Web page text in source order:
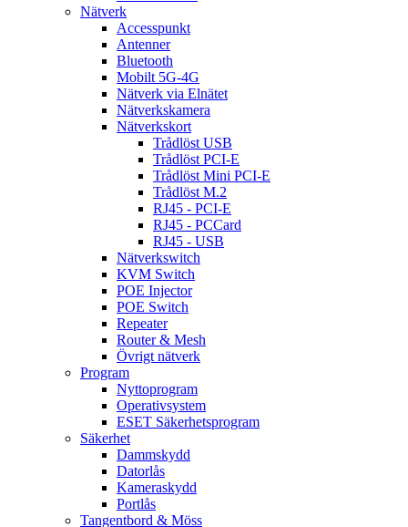
Nätverk
Accesspunkt
Antenner
Bluetooth
Mobilt 5G-4G
Nätverk via Elnätet
Nätverkskamera
Nätverkskort
Trådlöst USB
Trådlöst PCI-E
Trådlöst Mini PCI-E
Trådlöst M.2
RJ45 - PCI-E
RJ45 - PCCard
RJ45 - USB
Nätverkswitch
KVM Switch
POE Injector
POE Switch
Repeater
Router & Mesh
Övrigt nätverk
Program
Nyttoprogram
Operativsystem
ESET Säkerhetsprogram
Säkerhet
Dammskydd
Datorlås
Kameraskydd
Portlås
Tangentbord & Möss